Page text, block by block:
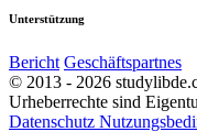
Unterstützung
Bericht Geschäftspartnes
© 2013 - 2026
Urheberrechte sind
Datenschutz